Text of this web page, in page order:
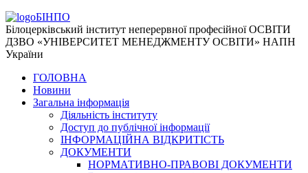
БІНПО
Білоцерківський інститут неперервної професійної ОСВІТИ
ДЗВО «УНІВЕРСИТЕТ МЕНЕДЖМЕНТУ ОСВІТИ» НАПН
України
ГОЛОВНА
Новини
Загальна інформація
Діяльність інституту
Доступ до публічної інформації
ІНФОРМАЦІЙНА ВІДКРИТІСТЬ
ДОКУМЕНТИ
НОРМАТИВНО-ПРАВОВІ ДОКУМЕНТИ